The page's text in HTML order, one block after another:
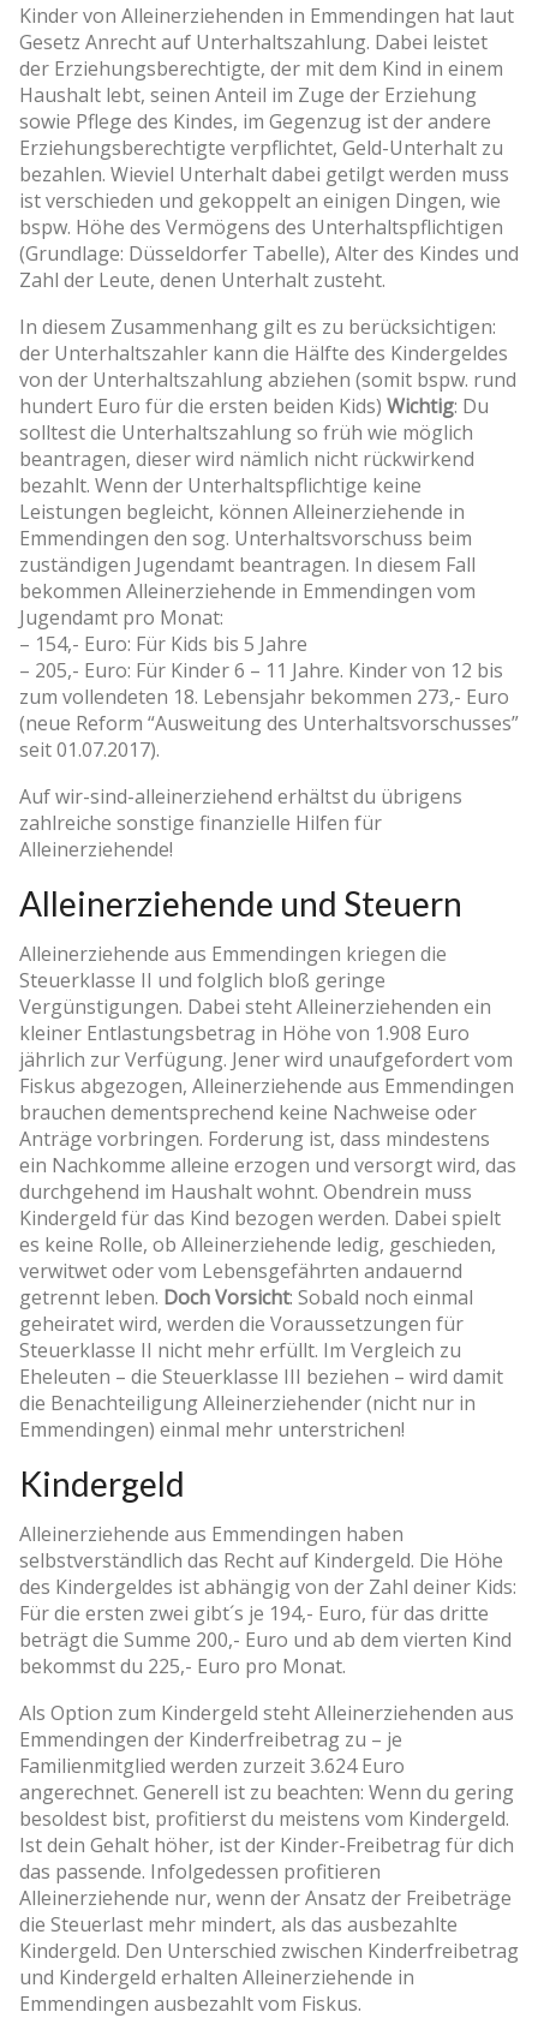
Kinder von Alleinerziehenden in Emmendingen hat laut
Gesetz Anrecht auf Unterhaltszahlung. Dabei leistet
der Erziehungsberechtigte, der mit dem Kind in einem
Haushalt lebt, seinen Anteil im Zuge der Erziehung
sowie Pflege des Kindes, im Gegenzug ist der andere
Erziehungsberechtigte verpflichtet, Geld-Unterhalt zu
bezahlen. Wieviel Unterhalt dabei getilgt werden muss
ist verschieden und gekoppelt an einigen Dingen, wie
bspw. Höhe des Vermögens des Unterhaltspflichtigen
(Grundlage: Düsseldorfer Tabelle), Alter des Kindes und
Zahl der Leute, denen Unterhalt zusteht.
In diesem Zusammenhang gilt es zu berücksichtigen:
der Unterhaltszahler kann die Hälfte des Kindergeldes
von der Unterhaltszahlung abziehen (somit bspw. rund
hundert Euro für die ersten beiden Kids) Wichtig: Du
solltest die Unterhaltszahlung so früh wie möglich
beantragen, dieser wird nämlich nicht rückwirkend
bezahlt. Wenn der Unterhaltspflichtige keine
Leistungen begleicht, können Alleinerziehende in
Emmendingen den sog. Unterhaltsvorschuss beim
zuständigen Jugendamt beantragen. In diesem Fall
bekommen Alleinerziehende in Emmendingen vom
Jugendamt pro Monat:
– 154,- Euro: Für Kids bis 5 Jahre
– 205,- Euro: Für Kinder 6 – 11 Jahre. Kinder von 12 bis
zum vollendeten 18. Lebensjahr bekommen 273,- Euro
(neue Reform “Ausweitung des Unterhaltsvorschusses”
seit 01.07.2017).
Auf wir-sind-alleinerziehend erhältst du übrigens
zahlreiche sonstige finanzielle Hilfen für
Alleinerziehende!
Alleinerziehende und Steuern
Alleinerziehende aus Emmendingen kriegen die
Steuerklasse II und folglich bloß geringe
Vergünstigungen. Dabei steht Alleinerziehenden ein
kleiner Entlastungsbetrag in Höhe von 1.908 Euro
jährlich zur Verfügung. Jener wird unaufgefordert vom
Fiskus abgezogen, Alleinerziehende aus Emmendingen
brauchen dementsprechend keine Nachweise oder
Anträge vorbringen. Forderung ist, dass mindestens
ein Nachkomme alleine erzogen und versorgt wird, das
durchgehend im Haushalt wohnt. Obendrein muss
Kindergeld für das Kind bezogen werden. Dabei spielt
es keine Rolle, ob Alleinerziehende ledig, geschieden,
verwitwet oder vom Lebensgefährten andauernd
getrennt leben. Doch Vorsicht: Sobald noch einmal
geheiratet wird, werden die Voraussetzungen für
Steuerklasse II nicht mehr erfüllt. Im Vergleich zu
Eheleuten – die Steuerklasse III beziehen – wird damit
die Benachteiligung Alleinerziehender (nicht nur in
Emmendingen) einmal mehr unterstrichen!
Kindergeld
Alleinerziehende aus Emmendingen haben
selbstverständlich das Recht auf Kindergeld. Die Höhe
des Kindergeldes ist abhängig von der Zahl deiner Kids:
Für die ersten zwei gibt´s je 194,- Euro, für das dritte
beträgt die Summe 200,- Euro und ab dem vierten Kind
bekommst du 225,- Euro pro Monat.
Als Option zum Kindergeld steht Alleinerziehenden aus
Emmendingen der Kinderfreibetrag zu – je
Familienmitglied werden zurzeit 3.624 Euro
angerechnet. Generell ist zu beachten: Wenn du gering
besoldest bist, profitierst du meistens vom Kindergeld.
Ist dein Gehalt höher, ist der Kinder-Freibetrag für dich
das passende. Infolgedessen profitieren
Alleinerziehende nur, wenn der Ansatz der Freibeträge
die Steuerlast mehr mindert, als das ausbezahlte
Kindergeld. Den Unterschied zwischen Kinderfreibetrag
und Kindergeld erhalten Alleinerziehende in
Emmendingen ausbezahlt vom Fiskus.